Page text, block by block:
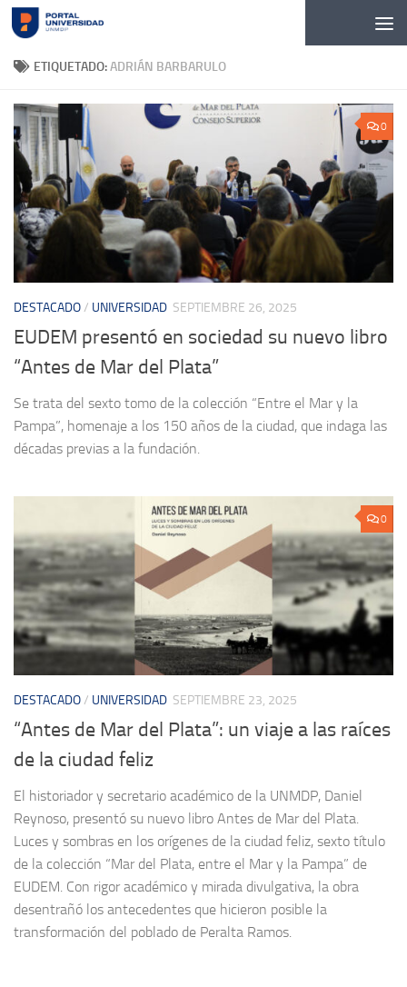
Skip to content
ETIQUETADO:ADRIÁN BARBARULO
0
DESTACADO/ UNIVERSIDAD SEPTIEMBRE 26, 2025
EUDEM presentó en sociedad su nuevo libro
“Antes de Mar del Plata”
Se trata del sexto tomo de la colección “Entre el Mar y la
Pampa”, homenaje a los 150 años de la ciudad, que indaga las
décadas previas a la fundación.
0
DESTACADO/ UNIVERSIDAD SEPTIEMBRE 23, 2025
“Antes de Mar del Plata”: un viaje a las raíces
de la ciudad feliz
El historiador y secretario académico de la UNMDP, Daniel
Reynoso, presentó su nuevo libro Antes de Mar del Plata.
Luces y sombras en los orígenes de la ciudad feliz, sexto título
de la colección “Mar del Plata, entre el Mar y la Pampa” de
EUDEM. Con rigor académico y mirada divulgativa, la obra
desentrañó los antecedentes que hicieron posible la
transformación del poblado de Peralta Ramos.